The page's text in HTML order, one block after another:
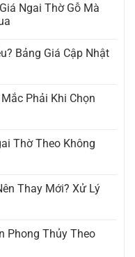
Ngai Thờ Gỗ Mà
Bảng Giá Cập Nhật
Phải Khi Chọn
Thờ Theo Không
Thay Mới? Xử Lý
Phong Thủy Theo